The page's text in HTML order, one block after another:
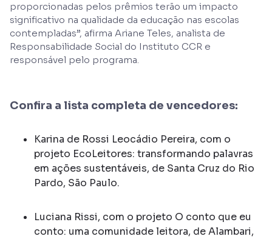
proporcionadas pelos prêmios terão um impacto
significativo na qualidade da educação nas escolas
contempladas”, afirma Ariane Teles, analista de
Responsabilidade Social do Instituto CCR e
responsável pelo programa.
Confira a lista completa de vencedores:
Karina de Rossi Leocádio Pereira, com o
projeto EcoLeitores: transformando palavras
em ações sustentáveis, de Santa Cruz do Rio
Pardo, São Paulo.
Luciana Rissi, com o projeto O conto que eu
conto: uma comunidade leitora, de Alambari,